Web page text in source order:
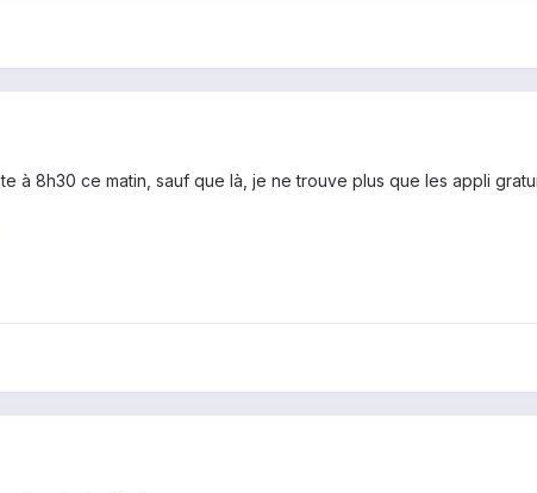
à 8h30 ce matin, sauf que là, je ne trouve plus que les appli